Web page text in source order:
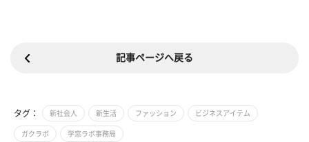
記事ページへ戻る
タグ： 新社会人 新生活 ファッション ビジネスアイテム
ガクラボ 学窓ラボ事務局